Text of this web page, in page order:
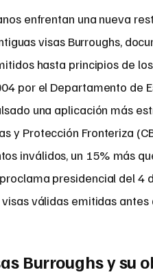
enfrentan una nueva
visas Burroughs,
hasta principios de
por el Departamento de
una aplicación más
y Protección Fronteriza
inválidos, un 15% más
presidencial del 4
válidas emitidas antes
Burroughs y su